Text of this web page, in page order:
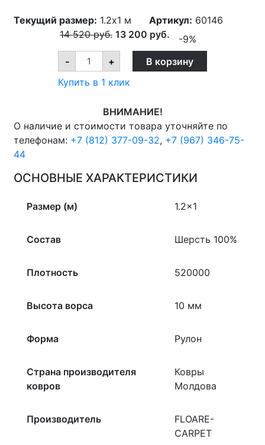
Текущий размер: 1.2x1 м Артикул: 60146
14 520руб. 13 200 руб.
-9%
-
Дорожка
шерстяная
20
GARLAND
1,2х1м.,Рулон
на
отрез
quantity
+
В корзину
Купить в 1 клик
ВНИМАНИЕ!
О наличие и стоимости товара уточняйте по
телефонам: +7 (812) 377-09-32, +7 (967) 346-75-
44
ОСНОВНЫЕ ХАРАКТЕРИСТИКИ
Размер (м) 1.2×1
Состав Шерсть 100%
Плотность 520000
Высота ворса 10 мм
Форма Рулон
Страна производителя
ковров
Ковры
Молдова
Производитель
FLOARE-
CARPET